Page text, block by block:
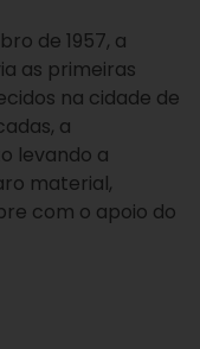
de 1957, a
as primeiras
na cidade de
a
levando a
material,
com o apoio do